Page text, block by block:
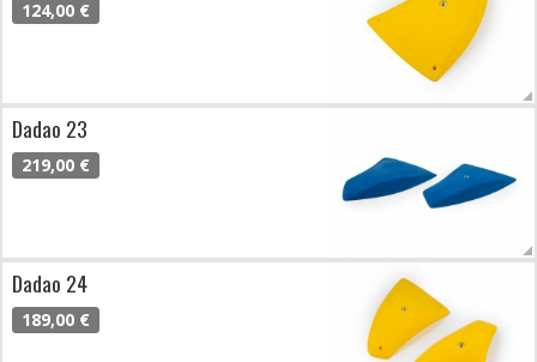
124,00 €
Dadao 23
219,00 €
Dadao 24
189,00 €